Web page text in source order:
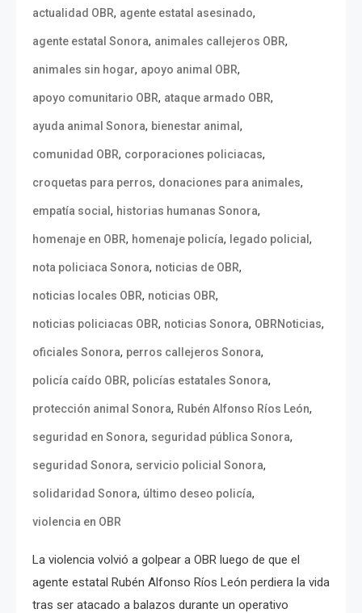
actualidad OBR, agente estatal asesinado,
agente estatal Sonora, animales callejeros OBR,
animales sin hogar, apoyo animal OBR,
apoyo comunitario OBR, ataque armado OBR,
ayuda animal Sonora, bienestar animal,
comunidad OBR, corporaciones policiacas,
croquetas para perros, donaciones para animales,
empatía social, historias humanas Sonora,
homenaje en OBR, homenaje policía, legado policial,
nota policiaca Sonora, noticias de OBR,
noticias locales OBR, noticias OBR,
noticias policiacas OBR, noticias Sonora, OBRNoticias,
oficiales Sonora, perros callejeros Sonora,
policía caído OBR, policías estatales Sonora,
protección animal Sonora, Rubén Alfonso Ríos León,
seguridad en Sonora, seguridad pública Sonora,
seguridad Sonora, servicio policial Sonora,
solidaridad Sonora, último deseo policía,
violencia en OBR
La violencia volvió a golpear a OBR luego de que el
agente estatal Rubén Alfonso Ríos León perdiera la vida
tras ser atacado a balazos durante un operativo